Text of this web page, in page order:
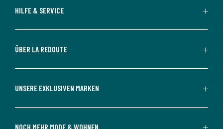
HILFE & SERVICE
ÜBER LA REDOUTE
UNSERE EXKLUSIVEN MARKEN
NOCH MEHR MODE & WOHNEN